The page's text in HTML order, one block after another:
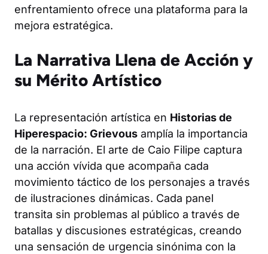
enfrentamiento ofrece una plataforma para la
mejora estratégica.
La Narrativa Llena de Acción y
su Mérito Artístico
La representación artística en Historias de
Hiperespacio: Grievous amplía la importancia
de la narración. El arte de Caio Filipe captura
una acción vívida que acompaña cada
movimiento táctico de los personajes a través
de ilustraciones dinámicas. Cada panel
transita sin problemas al público a través de
batallas y discusiones estratégicas, creando
una sensación de urgencia sinónima con la